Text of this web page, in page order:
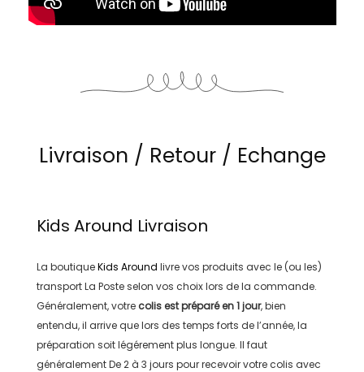
Livraison / Retour / Echange
Kids Around Livraison
La boutiqueKids Around livre vos produits avec le (ou les)
transportLa Posteselon vos choix lors de la commande.
Généralement, votre colis est préparé en1 jour, bien
entendu, il arrive que lors des temps forts de l’année, la
préparation soit légérement plus longue. Il faut
généralementDe 2 à 3 jours pour recevoir votre colis avec